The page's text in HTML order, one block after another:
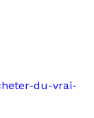
du-vrai-